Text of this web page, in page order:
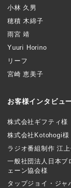
小林 久男
穂積 木綿子
雨宮 靖
Yuuri Horino
リーフ
宮崎 恵美子
お客様インタビュ
株式会社ギフティ様
株式会社Kotohogi様
ラジオ番組制作 江
一般社団法人日本ブ
ェーン協会様
タップジョイ・ジャ